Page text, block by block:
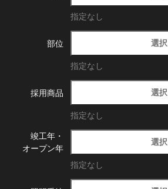
指定なし
部位 選択
指定なし
採用商品 選択
指定なし
竣工年・
オープン年
選択
指定なし